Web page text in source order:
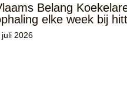
Belang
elke week bij
juli 2026